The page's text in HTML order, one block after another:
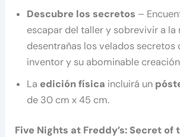
Descubre los secretos –
escapar del taller y sobrevivir a la
desentrañas los velados secretos
inventor y su abominable
La edición física incluirá un
de 30 cm x 45 cm.
Five Nights at Freddy’s: Secret of